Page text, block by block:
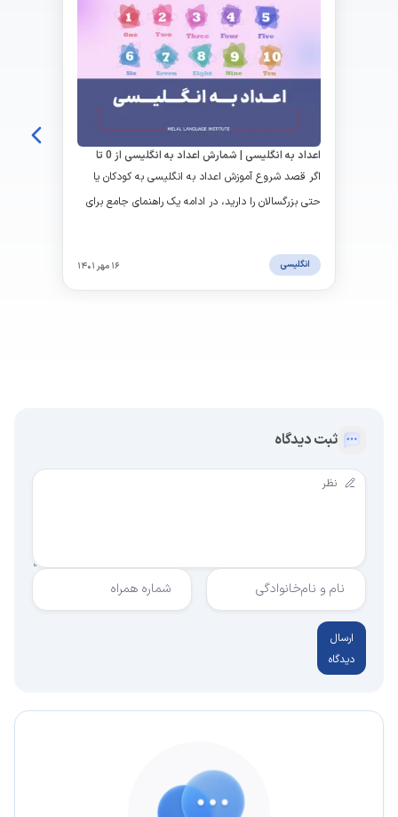
اعداد به انگلیسی | شمارش اعداد به انگلیسی از 0 تا
100 + تلفظ
اگر قصد شروع آموزش اعداد به انگلیسی به کودکان یا
حتی بزرگسالان را دارید، در ادامه یک راهنمای جامع برای
انگلیسی ۱۶ مهر ۱۴۰۱
ثبت دیدگاه
نام و نام‌خانوادگی شماره همراه
ارسال
دیدگاه